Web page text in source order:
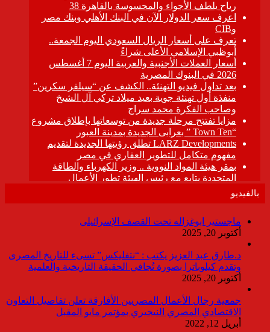
بالفيديو
ماجستير ابوغزاله تحت القصف الإسرائيلى
أكتوبر 20, 2025
د.طارق عبد العزيز يكتب : “نتفليكس” تسىء للتاريخ المصرى
وتقدم كيلوباترا بصورة تُجافي الحقيقة التاريخية والعلمية
أكتوبر 20, 2025
جمعية رجال الأعمال المصريين الأفارقة تعلن تفاصيل التعاون
الاقتصادي المصري النيجيري بمؤتمر مايو المقبل
أبريل 12, 2022